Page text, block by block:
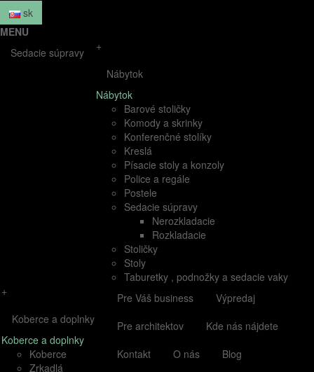
sk
MENU
Sedacie súpravy
+
Nábytok
Nábytok
Barové stoličky
Komody a skrinky
Konferenčné stolíky
Kreslá
Písacie stoly a konzoly
Police a regále
Postele
Sedacie súpravy
Nerozkladacie
Rozkladacie
Stoličky
Stoly
Taburetky , podnožky a sedacie vaky
+
Koberce a doplnky
Koberce a doplnky
Koberce
Zrkadlá
Pre Váš business
Výpredaj
Pre architektov
Kde nás nájdete
Kontakt
O nás Blog